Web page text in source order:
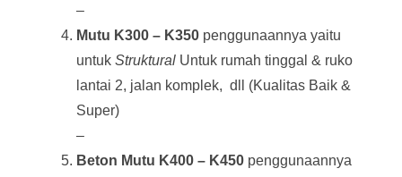
–
Mutu K300 – K350 penggunaannya yaitu
untuk Struktural Untuk rumah tinggal & ruko
lantai 2, jalan komplek, dll (Kualitas Baik &
Super)
–
Beton Mutu K400 – K450 penggunaannya